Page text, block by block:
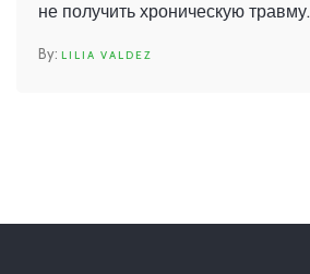
не получить хроническую травму.
LILIA VALDEZ